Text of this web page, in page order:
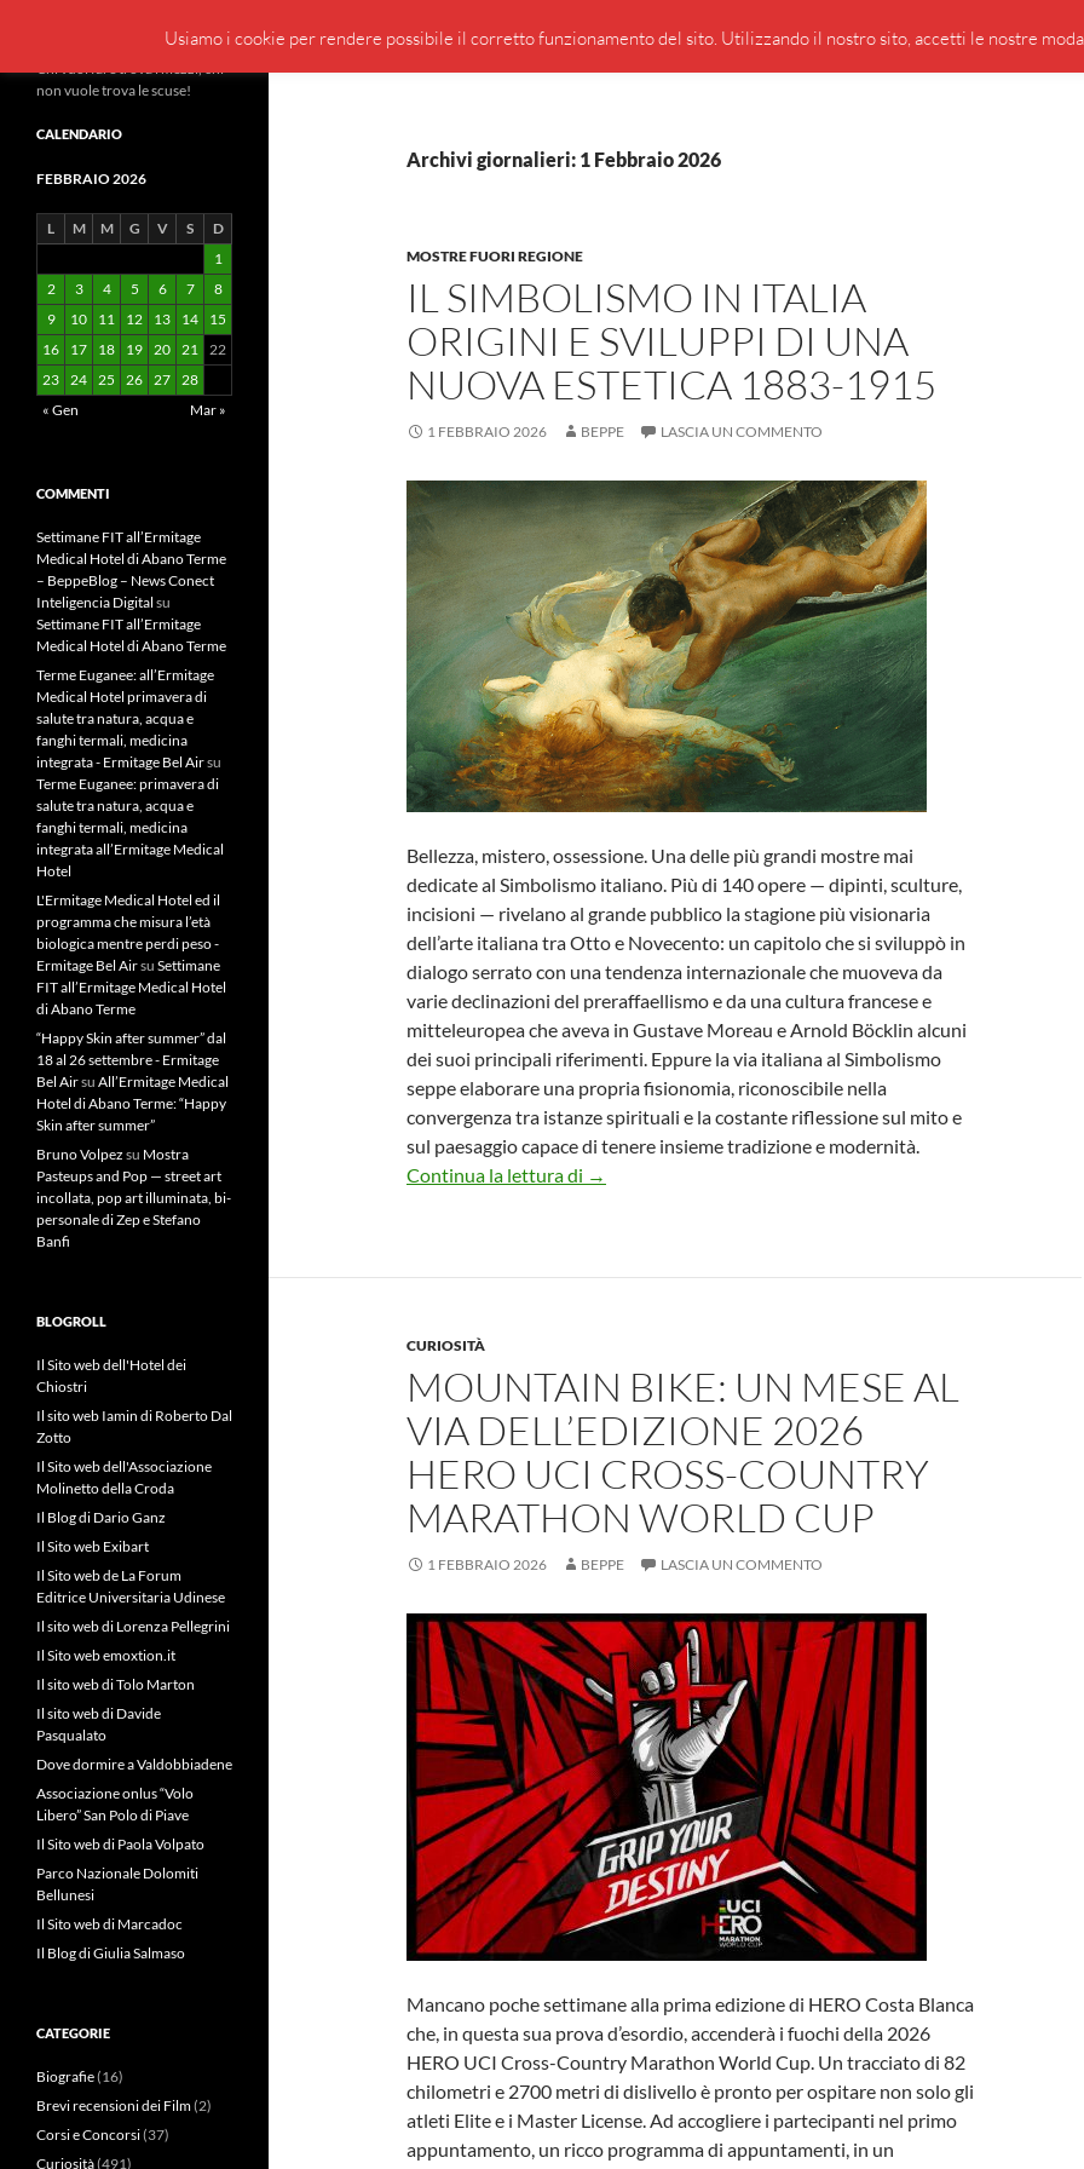
Vai
contenuto
PRESENTAZIONE DI GIUSEPPE BORSOI
Archivi giornalieri: 1 Febbraio 2026
MOSTRE FUORI REGIONE
IL SIMBOLISMO IN ITALIA
ORIGINI E SVILUPPI DI UNA
NUOVA ESTETICA 1883-1915
1 FEBBRAIO 2026 BEPPE LASCIA UN COMMENTO
Bellezza, mistero, ossessione. Una delle più grandi mostre mai
dedicate al Simbolismo italiano. Più di 140 opere — dipinti, sculture,
incisioni — rivelano al grande pubblico la stagione più visionaria
dell’arte italiana tra Otto e Novecento: un capitolo che si sviluppò in
dialogo serrato con una tendenza internazionale che muoveva da
varie declinazioni del preraffaellismo e da una cultura francese e
mitteleuropea che aveva in Gustave Moreau e Arnold Böcklin alcuni
dei suoi principali riferimenti. Eppure la via italiana al Simbolismo
seppe elaborare una propria fisionomia, riconoscibile nella
convergenza tra istanze spirituali e la costante riflessione sul mito e
sul paesaggio capace di tenere insieme tradizione e modernità.
Continua la lettura di Il Simbolismo in Italia Origini e sviluppi di una nuova
→
CURIOSITÀ
MOUNTAIN BIKE: UN MESE AL
VIA DELL’EDIZIONE 2026
HERO UCI CROSS-COUNTRY
MARATHON WORLD CUP
1 FEBBRAIO 2026 BEPPE LASCIA UN COMMENTO
Mancano poche settimane alla prima edizione di HERO Costa Blanca
che, in questa sua prova d’esordio, accenderà i fuochi della 2026
HERO UCI Cross-Country Marathon World Cup. Un tracciato di 82
chilometri e 2700 metri di dislivello è pronto per ospitare non solo gli
atleti Elite e i Master License. Ad accogliere i partecipanti nel primo
appuntamento, un ricco programma di appuntamenti, in un
Chi vuol fare trova i mezzi, chi
non vuole trova le scuse!
CALENDARIO
FEBBRAIO 2026
L M M G V S
D
1
2
3 4 5 6 7
8
9
10 11 12 13 14
15
16
17 18 19 20 21 22
23 24 25 26 27 28
« Gen
Mar »
COMMENTI
Settimane FIT all’Ermitage
Medical Hotel di Abano Terme
– BeppeBlog – News Conect
Inteligencia Digital su
Settimane FIT all’Ermitage
Medical Hotel di Abano Terme
Terme Euganee: all’Ermitage
Medical Hotel primavera di
salute tra natura, acqua e
fanghi termali, medicina
integrata - Ermitage Bel Airsu
Terme Euganee: primavera di
salute tra natura, acqua e
fanghi termali, medicina
integrata all’Ermitage Medical
Hotel
L'Ermitage Medical Hotel ed il
programma che misura l’età
biologica mentre perdi peso -
Ermitage Bel Airsu Settimane
FIT all’Ermitage Medical Hotel
di Abano Terme
“Happy Skin after summer” dal
18 al 26 settembre - Ermitage
Bel Airsu All’Ermitage Medical
Hotel di Abano Terme: “Happy
Skin after summer”
Bruno Volpez su Mostra
Pasteups and Pop — street art
incollata, pop art illuminata, bi-
personale di Zep e Stefano
Banfi
BLOGROLL
Il Sito web dell'Hotel dei
Chiostri
Il sito web Iamin di Roberto Dal
Zotto
Il Sito web dell'Associazione
Molinetto della Croda
Il Blog di Dario Ganz
Il Sito web Exibart
Il Sito web de La Forum
Editrice Universitaria Udinese
Il sito web di Lorenza Pellegrini
Il Sito web emoxtion.it
Il sito web di Tolo Marton
Il sito web di Davide
Pasqualato
Dove dormire a Valdobbiadene
Associazione onlus “Volo
Libero” San Polo di Piave
Il Sito web di Paola Volpato
Parco Nazionale Dolomiti
Bellunesi
Il Sito web di Marcadoc
Il Blog di Giulia Salmaso
CATEGORIE
Biografie(16)
Brevi recensioni dei Film(2)
Corsi e Concorsi(37)
Curiosità(491)
Usiamo i cookie per rendere possibile il corretto funzionamento del sito. Utilizzando il nostro sito, accetti le nostre